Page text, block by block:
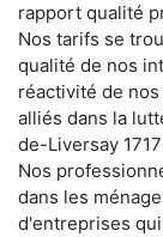
rapport qualité
Nos tarifs se
qualité de nos
réactivité de
alliés dans la
de-Liversay
Nos
dans les
d'entreprises